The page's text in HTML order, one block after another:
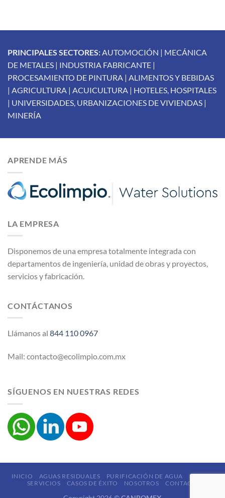
PRINCIPALES SECTORES: AUTOMOCIÓN | MECÁNICA
DE METALES | INDUSTRIA FABRICANTE |
PROCESAMIENTO DE PINTURA | ALIMENTOS Y BEBIDAS
| AGRICULTURA | ACUICULTURA | HOTELES, HOSPITALES
| UNIVERSIDADES, URBANIZACIONES DE VIVIENDAS |
MINERÍA
APRENDE MÁS
LA EMPRESA
Disponemos de una empresa totalmente integrada con
departamentos de ingeniería, unidad de obras y proyectos,
servicios y fabricación.
CONTÁCTANOS
Llámanos al 844 110 0967
Mail: contacto@ecolimpio.com.mx
SÍGUENOS EN NUESTRAS REDES
INICIO AGUAS RESIDUALES PURIFICACIÓN DE AGUA
LODOS
SERVICIOS
CASOS DE ÉXITO NOSOTROS CONTACTO